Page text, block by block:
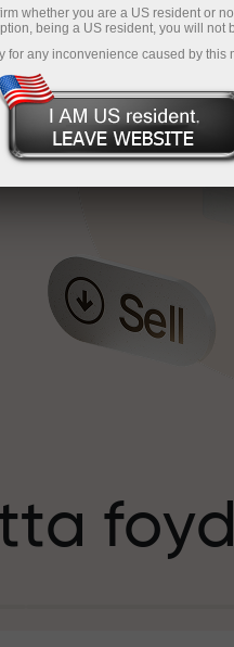
uchun
whether you are a US resident or
being a US resident, you will not
for any inconvenience caused by this